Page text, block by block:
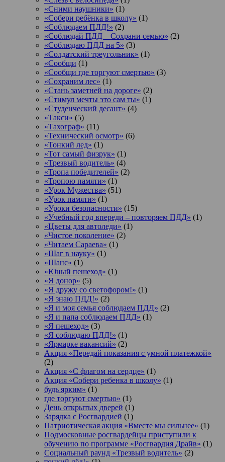
«Сними наушники» (1)
«Собери ребёнка в школу» (1)
«Соблюдаем ПДД!» (2)
«Соблюдай ПДД – Сохрани семью» (2)
«Соблюдаю ПДД на 5» (3)
«Солдатский треугольник» (1)
«Сообщи (1)
«Сообщи где торгуют смертью» (3)
«Сохраним лес» (1)
«Стань заметней на дороге» (2)
«Стимул мечты это сам ты» (1)
«Студенческий десант» (4)
«Такси» (5)
«Тахограф» (11)
«Технический осмотр» (6)
«Тонкий лед» (1)
«Тот самый физрук» (1)
«Трезвый водитель» (4)
«Тропа победителей» (2)
«Тропою памяти» (1)
«Урок Мужества» (51)
«Урок памяти» (1)
«Уроки безопасности» (15)
«Учебный год впереди – повторяем ПДД» (1)
«Цветы для автоледи» (1)
«Чистое поколение» (2)
«Читаем Сараева» (1)
«Шаг в науку» (1)
«Шанс» (1)
«Юный пешеход» (1)
«Я донор» (5)
«Я дружу со светофором!» (1)
«Я знаю ПДД!» (2)
«Я и моя семья соблюдаем ПДД» (2)
«Я и папа соблюдаем ПДД» (1)
«Я пешеход» (3)
«Я соблюдаю ПДД!» (1)
«Ярмарке вакансий» (2)
Акция «Передай показания с умной платежкой»
(2)
Акция «С флагом на сердце» (1)
Акция «Собери ребенка в школу» (1)
будь ярким» (1)
где торгуют смертью» (1)
День открытых дверей (1)
Зарядка с Росгвардией (1)
Патриотическая акция «Вместе мы сильнее» (1)
Подмосковные росгвардейцы приступили к
обучению по программе «Росгвардия Драйв» (1)
Социальный раунд «Трезвый водитель» (2)